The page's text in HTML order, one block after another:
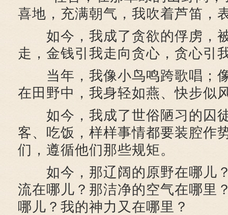
喜地，充满朝气，我吹着芦笛，
如今，我成了贪欲的俘虏，
走，金钱引我走向贪心，贪心引
当年，我像小鸟鸣跨歌唱；
在田野中，我身轻如燕、快步似
如今，我成了世俗陋习的囚
客、吃饭，样样事情都要装腔作
们，遵循他们那些规矩。
如今，那辽阔的原野在哪儿
流在哪儿？那洁净的空气在哪里
哪儿？我的神力又在哪里？